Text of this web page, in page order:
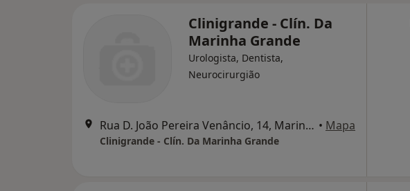
Clinigrande - Clín. Da
Marinha Grande
Urologista, Dentista,
Neurocirurgião
Rua D. João Pereira Venâncio, 14, Marinha Grande • Mapa
Clinigrande - Clín. Da Marinha Grande